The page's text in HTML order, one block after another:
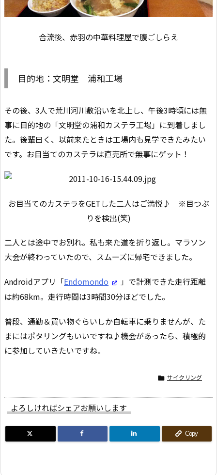
合流後、赤羽の中華料理屋で腹ごしらえ
目的地：文明堂 浦和工場
その後、3人で荒川河川敷沿いを北上し、午後3時頃には無
事に目的地の「文明堂の浦和カステラ工場」に到着しまし
た。後輩曰く、以前来たときは工場内も見学できたみたい
です。お目当てのカステラは直売所で無事にゲット！
お目当てのカステラをGETした二人はご満悦♪ ※目つぶ
りを検出(笑)
二人とは途中でお別れ。私も来た道を折り返し。マラソン
大会が終わっていたので、スムーズに帰宅できました。
Androidアプリ「Endomondo
」で計測できた走行距離
は約68km。走行時間は3時間30分ほどでした。
普段、通勤＆買い物ぐらいしか自転車に乗りませんが、た
まにはポタリングもいいですね♪機会があったら、積極的
に参加していきたいですね。
 サイクリング
よろしければシェアお願いします
Copy